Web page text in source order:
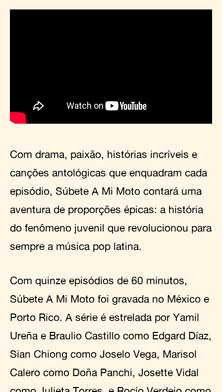
Com drama, paixão, histórias incríveis e
canções antológicas que enquadram cada
episódio, Súbete A Mi Moto contará uma
aventura de proporções épicas: a história
do fenômeno juvenil que revolucionou para
sempre a música pop latina.
Com quinze episódios de 60 minutos,
Súbete A Mi Moto foi gravada no México e
Porto Rico. A série é estrelada por Yamil
Ureña e Braulio Castillo como Edgard Díaz,
Sian Chiong como Joselo Vega, Marisol
Calero como Doña Panchi, Josette Vidal